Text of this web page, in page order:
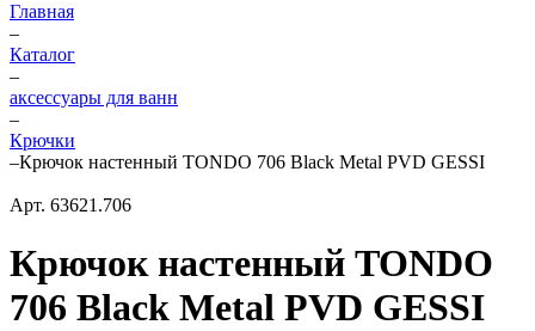
Главная
–
Каталог
–
аксессуары для ванн
–
Крючки
–Крючок настенный TONDO 706 Black Metal PVD GESSI
Арт. 63621.706
Крючок настенный TONDO
706 Black Metal PVD GESSI